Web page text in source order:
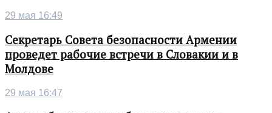
29 мая 16:49
Секретарь Совета безопасности Армении
проведет рабочие встречи в Словакии и в
Молдове
29 мая 16:47